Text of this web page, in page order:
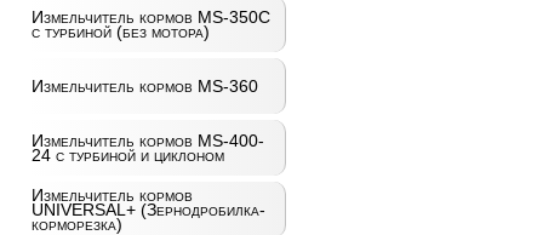
Измельчитель кормов MS-350C
с турбиной (без мотора)
Измельчитель кормов MS-360
Измельчитель кормов MS-400-
24 с турбиной и циклоном
Измельчитель кормов
UNIVERSAL+ (Зернодробилка-
корморезка)